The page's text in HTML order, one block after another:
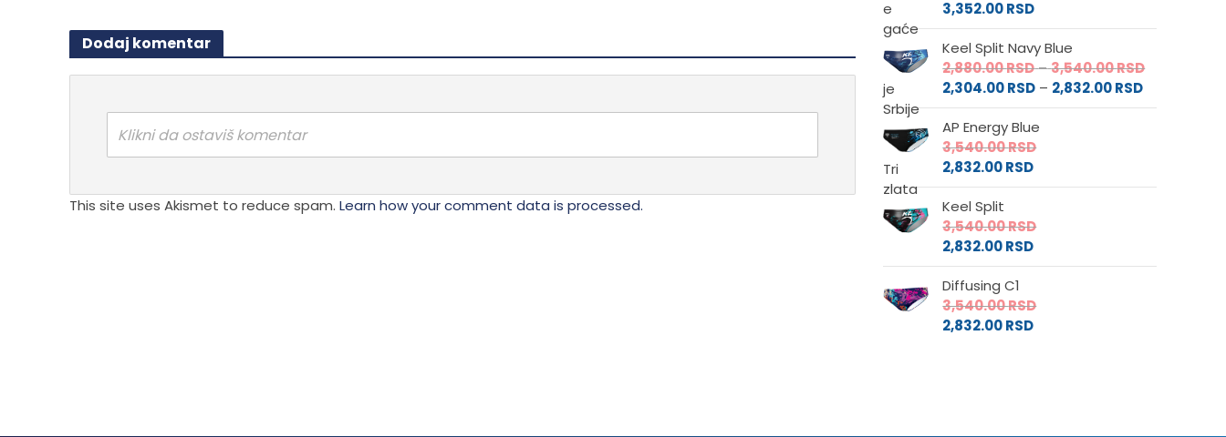
Dodaj komentar
Klikni da ostaviš komentar
This site uses Akismet to reduce spam. Learn how your comment data is processed.
3,352.00RSD
Keel Split Navy Blue
2,880.00RSD–3,540.00RSDRaspon
od
2,304.00RSD – 2,832.00RSDRaspon
cena:
2,832.00 RSD
AP Energy Blue
3,540.00RSD
2,832.00RSD
Keel Split
3,540.00RSD
2,832.00RSD
Diffusing C1
3,540.00RSD
2,832.00RSD